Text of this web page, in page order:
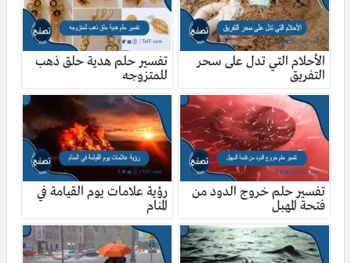
الأحلام التي تدل على سحر
التفريق
تفسير حلم هدية حلق ذهب
للمتزوجه
تفسير حلم خروج الدود من
فتحة المهبل
رؤية علامات يوم القيامة في
المنام